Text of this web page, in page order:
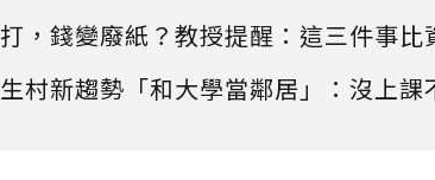
，錢變廢紙？教授提醒：這三件事比
村新趨勢「和大學當鄰居」：沒上